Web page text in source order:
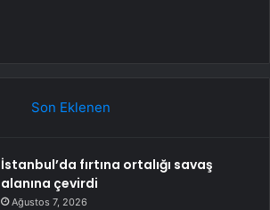
Son Eklenen
İstanbul’da fırtına ortalığı savaş
alanına çevirdi
Ağustos 7, 2026